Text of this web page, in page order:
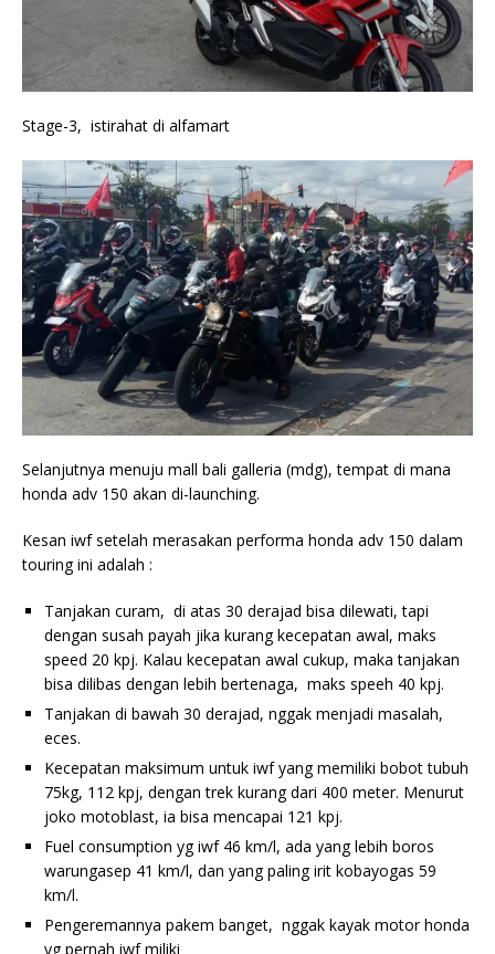
Stage-3, istirahat di alfamart
Selanjutnya menuju mall bali galleria (mdg), tempat di mana
honda adv 150 akan di-launching.
Kesan iwf setelah merasakan performa honda adv 150 dalam
touring ini adalah :
Tanjakan curam, di atas 30 derajad bisa dilewati, tapi
dengan susah payah jika kurang kecepatan awal, maks
speed 20 kpj. Kalau kecepatan awal cukup, maka tanjakan
bisa dilibas dengan lebih bertenaga, maks speeh 40 kpj.
Tanjakan di bawah 30 derajad, nggak menjadi masalah,
eces.
Kecepatan maksimum untuk iwf yang memiliki bobot tubuh
75kg, 112 kpj, dengan trek kurang dari 400 meter. Menurut
joko motoblast, ia bisa mencapai 121 kpj.
Fuel consumption yg iwf 46 km/l, ada yang lebih boros
warungasep 41 km/l, dan yang paling irit kobayogas 59
km/l.
Pengeremannya pakem banget, nggak kayak motor honda
yg pernah iwf miliki